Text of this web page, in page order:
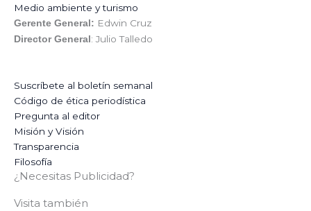
Medio ambiente y turismo
Gerente General: Edwin Cruz
Director General : Julio Talledo
Suscríbete al boletín semanal
Código de ética periodística
Pregunta al editor
Misión y Visión
Transparencia
Filosofía
¿Necesitas Publicidad?
Visita también